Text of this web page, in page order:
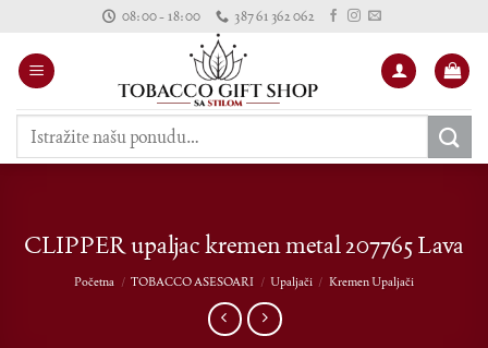
content
08:00 - 18:00 387 61 362 062
Pretraži:
CLIPPER upaljac kremen metal 207765 Lava
Početna / TOBACCO ASESOARI / Upaljači / Kremen Upaljači